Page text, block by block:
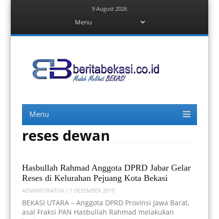
9 August 2026
content
Berita Bekasi
Menu
content
reses dewan
Hasbullah Rahmad Anggota DPRD Jabar Gelar
Reses di Kelurahan Pejuang Kota Bekasi
ADMINISTRATOR / 7 DESEMBER 2019
BEKASI UTARA – Anggota DPRD Provinsi Jawa Barat,
asal Fraksi PAN Hasbullah Rahmad melakukan